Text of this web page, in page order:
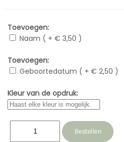
Toevoegen:
Naam ( + € 3,50 )
Toevoegen:
Geboortedatum ( + € 2,50 )
Kleur van de opdruk: